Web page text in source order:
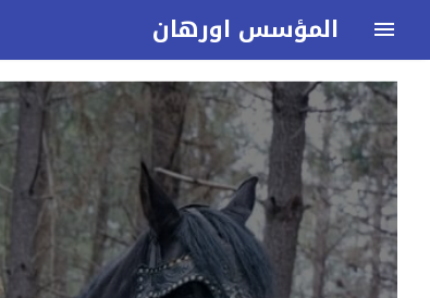
المؤسس اورهان